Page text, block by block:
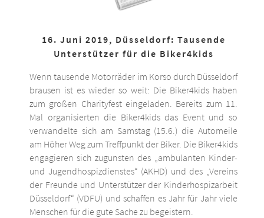
16. Juni 2019, Düsseldorf: Tausende
Unterstützer für die Biker4kids
Wenn tausende Motorräder im Korso durch Düsseldorf
brausen ist es wieder so weit: Die Biker4kids haben
zum großen Charityfest eingeladen. Bereits zum 11.
Mal organisierten die Biker4kids das Event und so
verwandelte sich am Samstag (15.6.) die Automeile
am Höher Weg zum Treffpunkt der Biker. Die Biker4kids
engagieren sich zugunsten des „ambulanten Kinder-
und Jugendhospizdienstes“ (AKHD) und des „Vereins
der Freunde und Unterstützer der Kinderhospizarbeit
Düsseldorf“ (VDFU) und schaffen es Jahr für Jahr viele
Menschen für die gute Sache zu begeistern.